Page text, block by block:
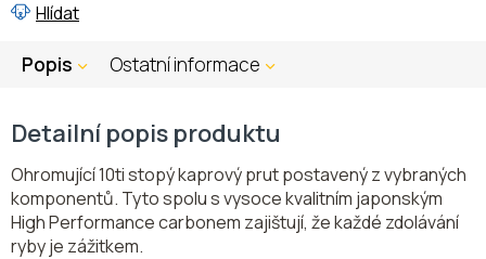
Hlídat
Popis Ostatní informace
Detailní popis produktu
Ohromující 10ti stopý kaprový prut postavený z vybraných
komponentů. Tyto spolu s vysoce kvalitním japonským
High Performance carbonem zajištují, že každé zdolávání
ryby je zážitkem.